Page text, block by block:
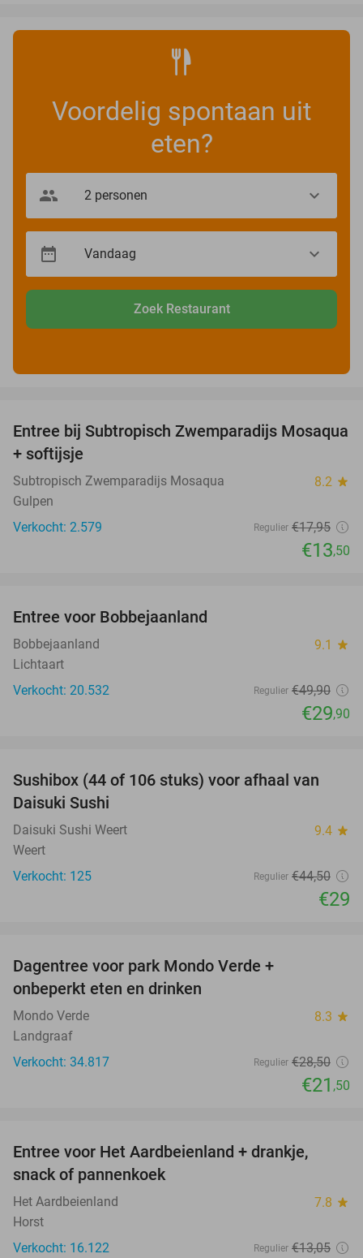
Voordelig spontaan uit
eten?
Zoek Restaurant
25%
Entree bij Subtropisch Zwemparadijs Mosaqua
+ softijsje
Subtropisch Zwemparadijs Mosaqua 8.2 star
Gulpen
Verkocht: 2.579
Regulier €17,95
€13,50
Entree voor Bobbejaanland
Bobbejaanland 9.1 star
Lichtaart
Verkocht: 20.532
Regulier €49,90
€29,90
35%
Sushibox (44 of 106 stuks) voor afhaal van
Daisuki Sushi
Daisuki Sushi Weert 9.4 star
Weert
Verkocht: 125
Regulier €44,50
€29
Dagentree voor park Mondo Verde +
onbeperkt eten en drinken
Mondo Verde 8.3 star
Landgraaf
Verkocht: 34.817
Regulier €28,50
€21 ,50
Entree voor Het Aardbeienland + drankje,
snack of pannenkoek
Het Aardbeienland 7.8 star
Horst
Verkocht: 16.122
Regulier €13,05